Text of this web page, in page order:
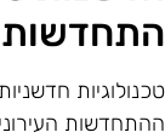
העירונית